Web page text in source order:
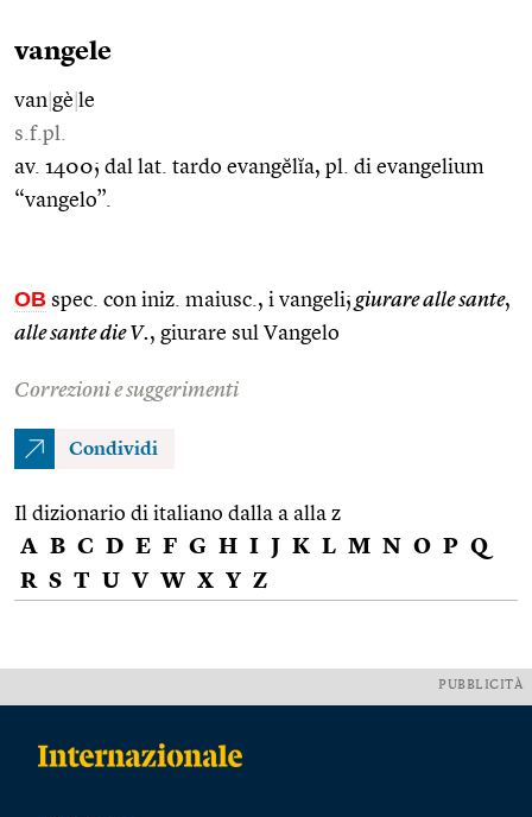
vangele
van gè le
s.f.pl.
av. 1400; dal lat. tardo evangĕlĭa, pl. di evangelium
“vangelo”.
OB spec. con iniz. maiusc., i vangeli; giurare alle sante,
alle sante die V., giurare sul Vangelo
Correzioni e suggerimenti
Condividi
Il dizionario di italiano dalla a alla z
A B C D E F G H I J K L M N O P Q
R S T U V W X Y Z
PUBBLICITÀ